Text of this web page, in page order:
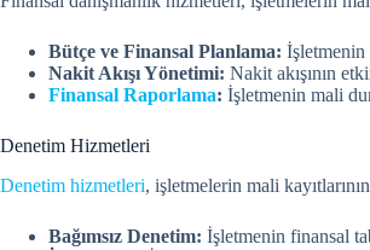
Bütçe ve Finansal Planlama: İşletmenin
Nakit Akışı Yönetimi: Nakit akışının
Finansal Raporlama: İşletmenin mali
Denetim Hizmetleri
Denetim hizmetleri, işletmelerin mali
Bağımsız Denetim: İşletmenin finansal